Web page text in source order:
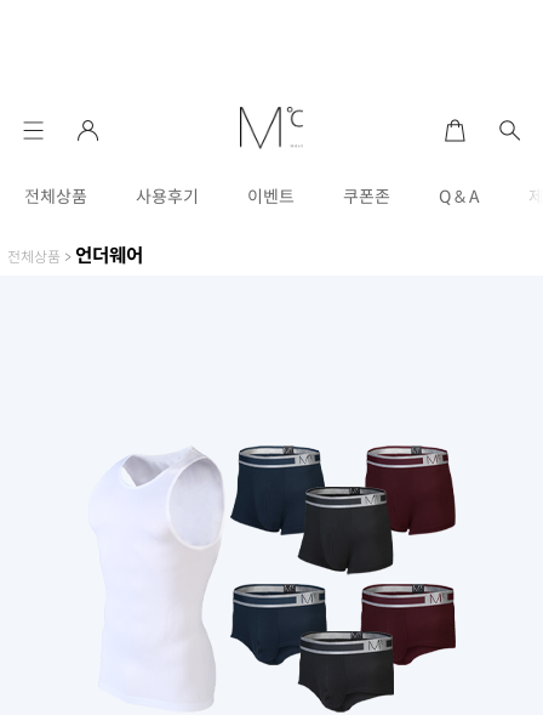
전체상품 사용후기 이벤트 쿠폰존 Q & A
전체상품 > 언더웨어